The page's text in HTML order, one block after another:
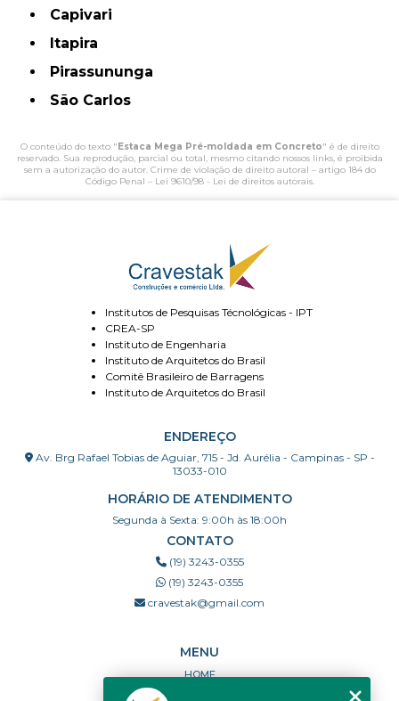
Capivari
Itapira
Pirassununga
São Carlos
O conteúdo do texto " Estaca Mega Pré-moldada em Concreto" é de direito
reservado. Sua reprodução, parcial ou total, mesmo citando nossos links, é proibida
sem a autorização do autor. Crime de violação de direito autoral – artigo 184 do
Código Penal – Lei 9610/98 - Lei de direitos autorais.
Institutos de Pesquisas Técnológicas - IPT
CREA-SP
Instituto de Engenharia
Instituto de Arquitetos do Brasil
Comitê Brasileiro de Barragens
Instituto de Arquitetos do Brasil
ENDEREÇO
Av. Brg Rafael Tobias de Aguiar, 715 - Jd. Aurélia - Campinas - SP -
13033-010
HORÁRIO DE ATENDIMENTO
Segunda à Sexta: 9:00h às 18:00h
CONTATO
(19) 3243-0355
(19) 3243-0355
cravestak@gmail.com
MENU
HOME